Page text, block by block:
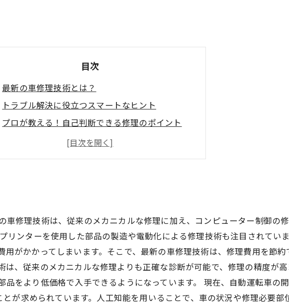
目次
最新の車修理技術とは？
トラブル解決に役立つスマートなヒント
プロが教える！自己判断できる修理のポイント
詳しい情報を得るためのオンラインサイトとは？
保険の利用方法も解説！車修理の費用対策
修理技術は、従来のメカニカルな修理に加え、コンピューター制御の
リンターを使用した部品の製造や電動化による修理技術も注目されてい
がかかってしまいます。そこで、最新の車修理技術は、修理費用を節
、従来のメカニカルな修理よりも正確な診断が可能で、修理の精度が
をより低価格で入手できるようになっています。 現在、自動運転車の
が求められています。人工知能を用いることで、車の状況や修理必要部